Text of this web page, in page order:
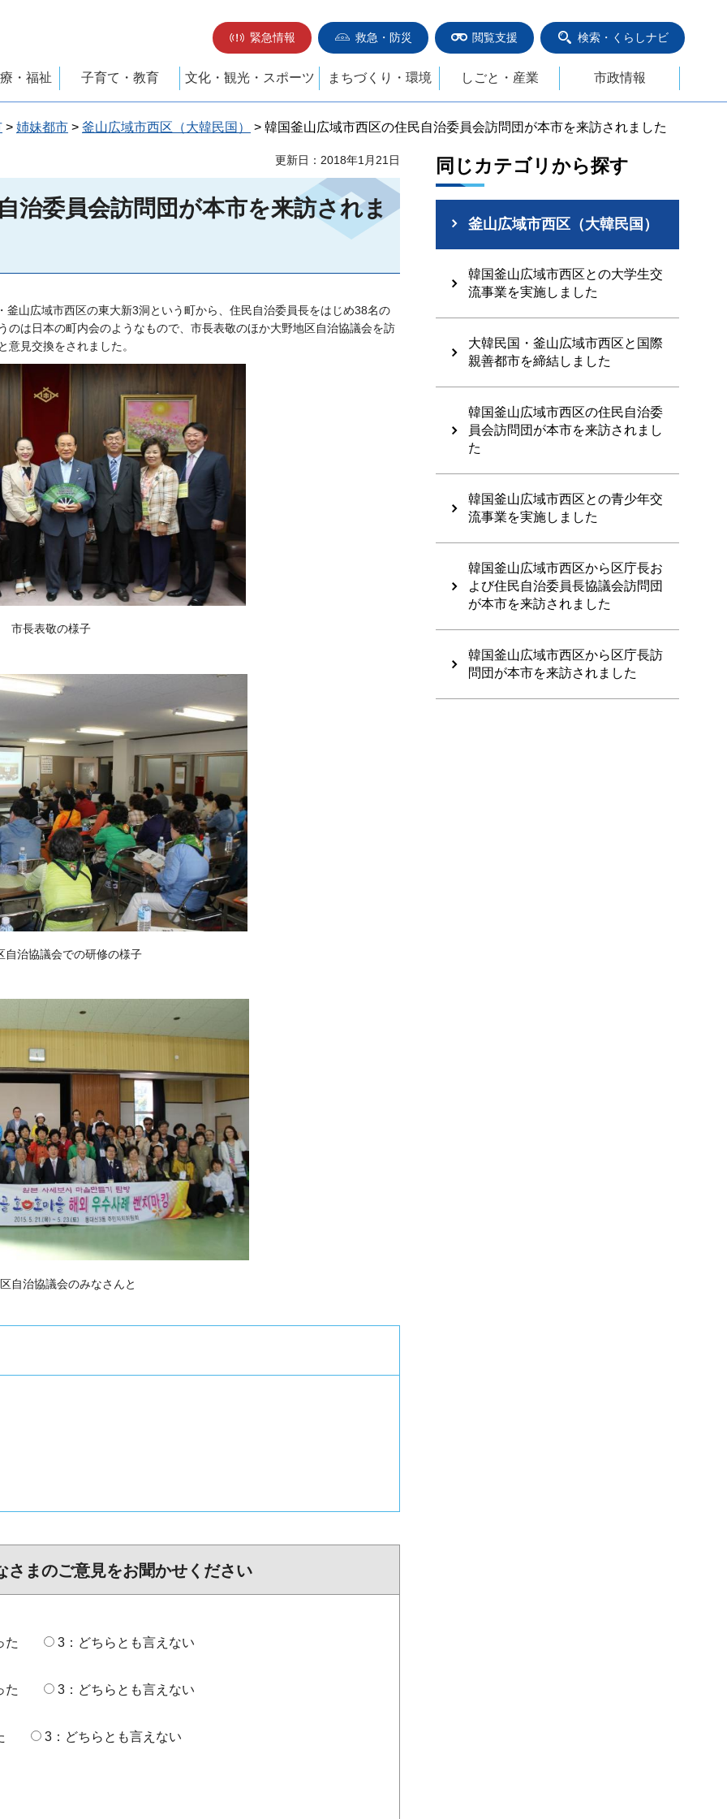
緊急情報 救急・防災 閲覧支援 検索・くらしナビ
・福祉 子育て・教育 文化・観光・スポーツ まちづくり・環境 しごと・産業 市政情報
> 姉妹都市 > 釜山広域市西区（大韓民国） > 韓国釜山広域市西区の住民自治委員会訪問団が本市を来訪されました
更新日：2018年1月21日
治委員会訪問団が本市を来訪されま
山広域市西区の東大新3洞という町から、住民自治委員長をはじめ38名の
は日本の町内会のようなもので、市長表敬のほか大野地区自治協議会を訪
見交換をされました。
市長表敬の様子
自治協議会での研修の様子
自治協議会のみなさんと
さまのご意見をお聞かせください
た 3：どちらとも言えない
た 3：どちらとも言えない
3：どちらとも言えない
同じカテゴリから探す
釜山広域市西区（大韓民国）
韓国釜山広域市西区との大学生交
流事業を実施しました
大韓民国・釜山広域市西区と国際
親善都市を締結しました
韓国釜山広域市西区の住民自治委
員会訪問団が本市を来訪されまし
た
韓国釜山広域市西区との青少年交
流事業を実施しました
韓国釜山広域市西区から区庁長お
よび住民自治委員長協議会訪問団
が本市を来訪されました
韓国釜山広域市西区から区庁長訪
問団が本市を来訪されました